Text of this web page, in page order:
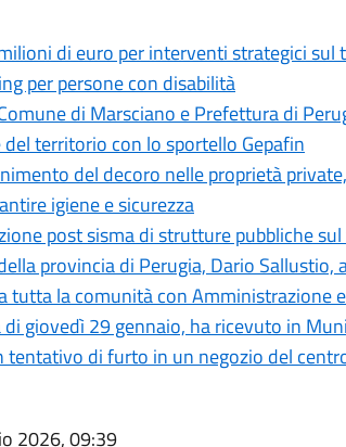
di euro per interventi strategici sul
per persone con disabilità
di Marsciano e Prefettura di
territorio con lo sportello Gepafin
del decoro nelle proprietà
igiene e sicurezza
post sisma di strutture pubbliche
provincia di Perugia, Dario Sallustio,
tutta la comunità con Amministrazione
giovedì 29 gennaio, ha ricevuto in
di furto in un negozio del
2026, 09:39